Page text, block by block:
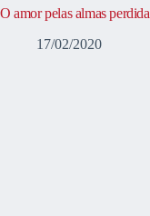
O amor pelas almas
17/02/2020